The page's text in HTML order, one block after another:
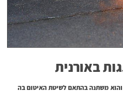
באורנית
והוא משתנה בהתאם לשיטת האיטום בה